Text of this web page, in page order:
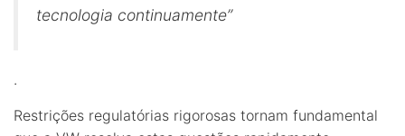
tecnologia continuamente”
.
Restrições regulatórias rigorosas tornam fundamental